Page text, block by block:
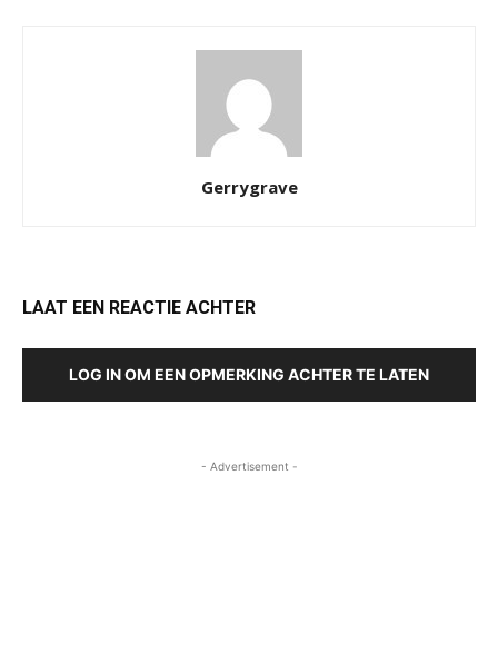
Gerrygrave
LAAT EEN REACTIE ACHTER
LOG IN OM EEN OPMERKING ACHTER TE LATEN
- Advertisement -